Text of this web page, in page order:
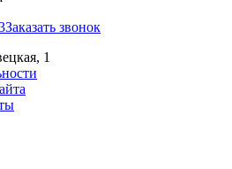
Заказать звонок
1